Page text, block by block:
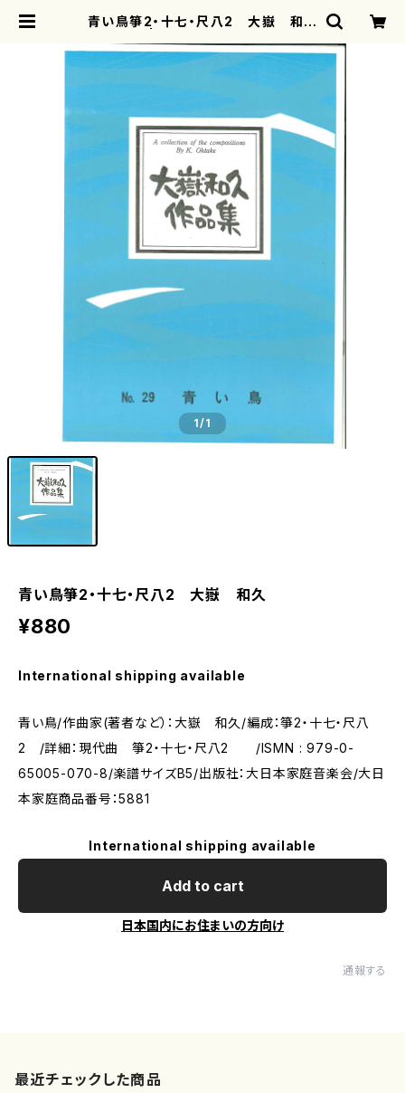
青い鳥箏2・十七・尺八2 大嶽 和久
1/1
青い鳥箏2・十七・尺八2 大嶽 和久
¥880
International shipping available
青い鳥/作曲家(著者など）：大嶽 和久/編成：箏2・十七・尺八
2 /詳細：現代曲 箏2・十七・尺八2 /ISMN : 979-0-
65005-070-8/楽譜サイズB5/出版社：大日本家庭音楽会/大日
本家庭商品番号：5881
International shipping available
Add to cart
日本国内にお住まいの方向け
通報する
最近チェックした商品